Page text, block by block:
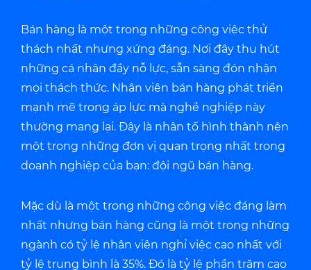
Bán hàng là một trong những công việc thử
thách nhất nhưng xứng đáng. Nơi đây thu hút
những cá nhân đầy nỗ lực, sẵn sàng đón nhận
mọi thách thức. Nhân viên bán hàng phát triển
mạnh mẽ trong áp lực mà nghề nghiệp này
thường mang lại. Đây là nhân tố hình thành nên
một trong những đơn vị quan trọng nhất trong
doanh nghiệp của bạn: đội ngũ bán hàng.
Mặc dù là một trong những công việc đáng làm
nhất nhưng bán hàng cũng là một trong những
ngành có tỷ lệ nhân viên nghỉ việc cao nhất với
tỷ lệ trung bình là 35%. Đó là tỷ lệ phần trăm cao